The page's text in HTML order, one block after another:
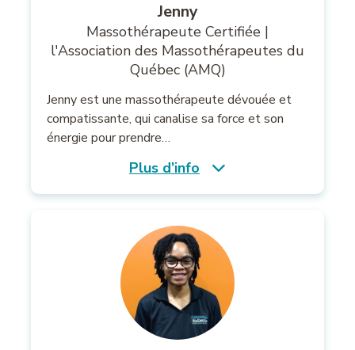
Jenny
Massothérapeute Certifiée |
l'Association des Massothérapeutes du
Québec (AMQ)
Jenny est une massothérapeute dévouée et
compatissante, qui canalise sa force et son
énergie pour prendre…
Plus d’info